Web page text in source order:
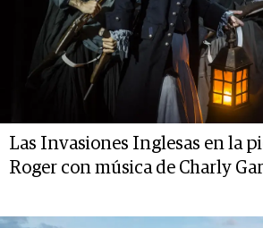
Las Invasiones Inglesas en la
Roger con música de Charly